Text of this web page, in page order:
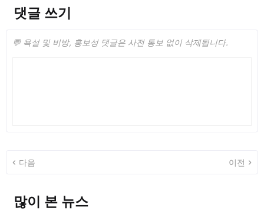
댓글 쓰기
💬 욕설 및 비방, 홍보성 댓글은 사전 통보 없이 삭제됩니다.
다음 이전
많이 본 뉴스